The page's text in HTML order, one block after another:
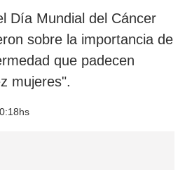
Día Mundial del Cáncer
sobre la importancia de
que padecen
mujeres".